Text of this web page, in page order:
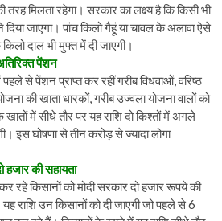
तरह मिलता रहेगा। सरकार का लक्ष्य है कि किसी भी
दिया जाएगा। पांच किलो गैहूं या चावल के अलावा ऐसे
दाल भी मुफ्त में दी जाएगी।
पेंशन
से पेंशन प्राप्त कर रहीं गरीब विधवाओं, वरिष्ठ
की खाता धारकों, गरीब उज्वला योजना वालों को
में सीधे तौर पर यह राशि दो किश्तों में अगले
इस घोषणा से तीन करोड़ से ज्यादा लोगा
हजार की सहायता
रहे किसानों को मोदी सरकार दो हजार रूपये की
राशि उन किसानों को दी जाएगी जो पहले से 6